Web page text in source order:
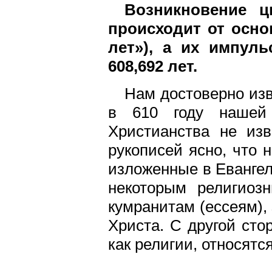
Возникновение
происходит от
лет»), а их
608,692 лет.
Нам достоверно
в 610 году нашей
Христианства не
рукописей ясно, что
изложенные в
некоторым
кумранитам
Христа. С другой
как религии,